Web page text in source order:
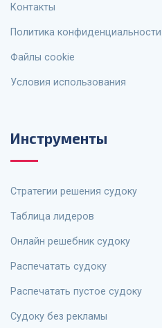
Контакты
Политика конфиденциальности
Файлы cookie
Условия использования
Инструменты
Стратегии решения судоку
Таблица лидеров
Онлайн решебник судоку
Распечатать судоку
Распечатать пустое судоку
Судоку без рекламы